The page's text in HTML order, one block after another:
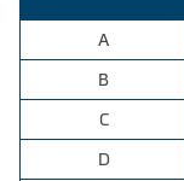
A
B
C
D